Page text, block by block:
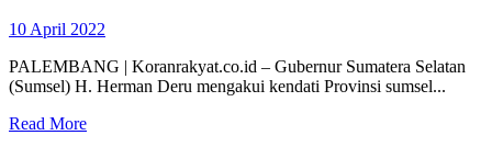
10 April 2022
PALEMBANG | Koranrakyat.co.id – Gubernur Sumatera Selatan
(Sumsel) H. Herman Deru mengakui kendati Provinsi sumsel...
Read More